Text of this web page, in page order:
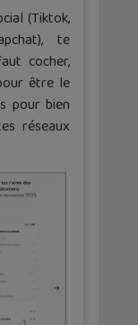
(Tiktok,
te
cocher,
être le
pour bien
réseaux